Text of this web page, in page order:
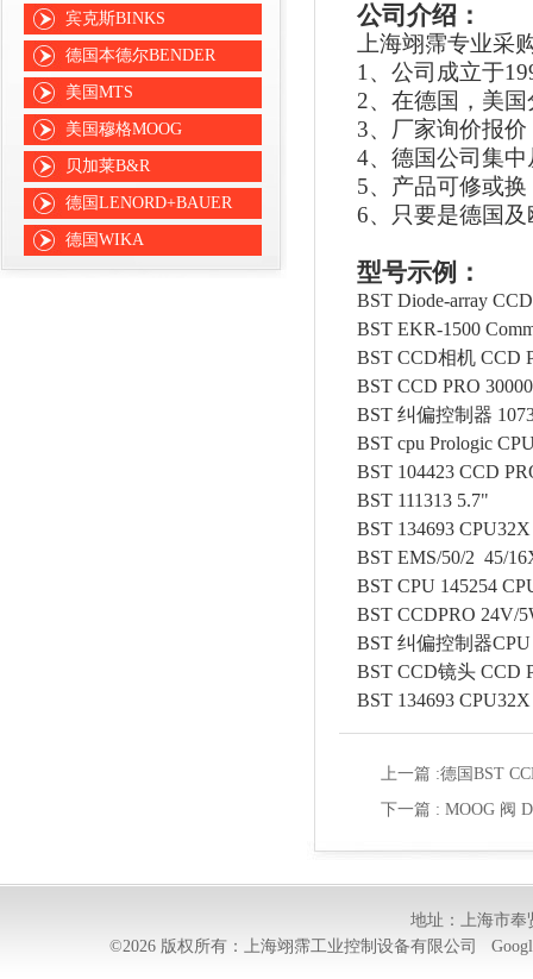
宾克斯BINKS
德国本德尔BENDER
美国MTS
美国穆格MOOG
贝加莱B&R
德国LENORD+BAUER
德国WIKA
公司介绍：
上海翊霈专业采
1、公司成立于
2、在德国，美
3、厂家询价报
4、德国公司集
5、产品可修或
6、只要是德国
型号示例：
BST Diode-array
BST EKR-1500
BST CCD相机 CCD
BST CCD PRO
BST 纠偏控制器
BST cpu Prologic
BST 104423 CCD
BST 111313 5.7"
BST 134693 CPU32X
BST EMS/50/2 45/
BST CPU 145254
BST CCDPRO 24V/
BST 纠偏控制器
BST CCD镜头 CCD
BST 134693 CPU32X
上一篇 :德国BST
下一篇 : MOOG 阀
地址：上海市奉
©2026 版权所有：上海翊霈工业控制设备有限公司